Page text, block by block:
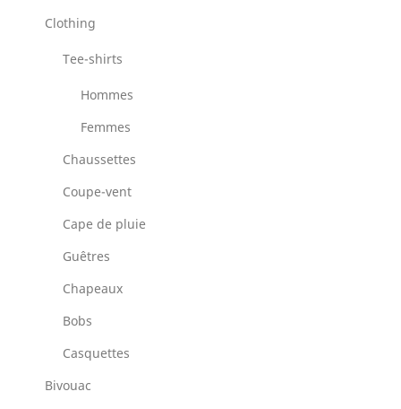
Clothing
Tee-shirts
Hommes
Femmes
Chaussettes
Coupe-vent
Cape de pluie
Guêtres
Chapeaux
Bobs
Casquettes
Bivouac